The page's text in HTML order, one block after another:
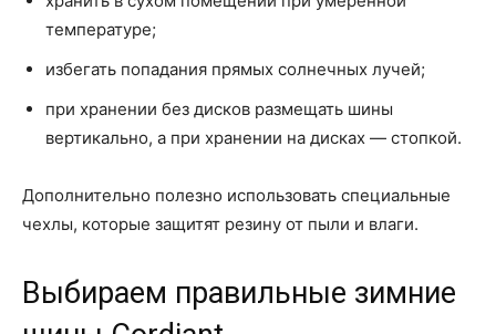
температуре;
избегать попадания прямых солнечных лучей;
при хранении без дисков размещать шины
вертикально, а при хранении на дисках — стопкой.
Дополнительно полезно использовать специальные
чехлы, которые защитят резину от пыли и влаги.
Выбираем правильные зимние